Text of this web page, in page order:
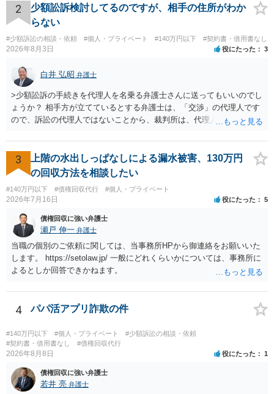
し、やむを得ず、返還金23万円及びこれに対する遅延損害金の支払い
を求める民事訴訟、支払督促その他必要な法的手続を直ちに講じま
す。 その際には、訴訟に要する費用その他法令上認められる金員につ
いても併せて請求する予定ですので、あらかじめ申し添えます。 本件
は、貴殿自らが契約を解約したことによって生じた返還義務の履行を
求めるものにすぎません。貴殿の仕入先との取引関係や返金時期など
の内部事情は、私に対する返還義務の発生や履行時期には何ら影響を
及ぼすものではありません。 これ以上、本件の解決を不必要に遅延さ
せることなく、誠意をもって速やかに返金手続を履行されるよう、強
く求めます。 以上
2
少額訟訴検討してるのですが、相手の住所がわか
らない
#少額訴訟の相談・依頼 #個人・プライベート #140万円以下 #契約書・借用書なし
2026年8月3日 役にたった 3
白井 弘昭 弁護士
>少額訟訴の手続きを代理人を名乗る弁護士さんに送ってもいいのでし
ょうか？ 相手方が立てているとする弁護士は、「交渉」の代理人です
ので、訴訟の代理人ではないことから、裁判所は、代理人宛ての訴状
ている場合は、相手方（被告）の住所で訴状を作成提出し、裁判所に
代理人が就いていたことを知らせると（訴状の記載内容から明らかな
場合も）、裁判所が当該代理人弁護士に事前連絡し、引き続き訴訟も
受任するかを聞いたうえで、受任の意志が明らかになったところで、
直接被告に送達するのではなく、代理人に訴状の受領を促すこともあ
ります。 ラインのやり取りでしか証拠がないと、実際の本人性が明ら
かではありません。もちろん弁護士（２０万円の請求で代理人弁護士
に委任するかも疑わしいのですが）も住所は明らかにしないでしょ
う。 何か本人を示す事実（振込先などの情報）から、相手の住所等の
情報を割り出していくしかないように思えます。 以上、ご参考まで。
3
上階の水出しっぱなしによる漏水被害、130万円
の回収方法を相談したい
#140万円以下 #債権回収代行 #個人・プライベート
2026年7月16日 役にたった 5
債権回収に強い弁護士
瀬戸 伸一 弁護士
当職の個別のご依頼に関しては、当事務所HPから御連絡をお願いいた
します。 https://setolaw.jp/ 一般にどれくらいかについては、事務所に
よるとしか回答できかねます。
4 パパ活アプリ詐欺の件
#140万円以下 #個人・プライベート
#少額訴訟の相談・依頼
#契約書・借用書なし
#債権回収代行
2026年8月8日 役にたった 1
債権回収に強い弁護士
若井 亮 弁護士